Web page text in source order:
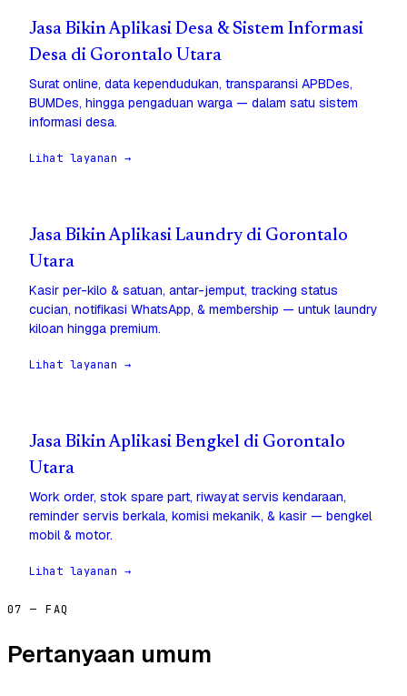
Jasa Bikin Aplikasi Desa & Sistem Informasi
Desa di Gorontalo Utara
Surat online, data kependudukan, transparansi APBDes,
BUMDes, hingga pengaduan warga — dalam satu sistem
informasi desa.
Lihat layanan →
Jasa Bikin Aplikasi Laundry di Gorontalo
Utara
Kasir per-kilo & satuan, antar-jemput, tracking status
cucian, notifikasi WhatsApp, & membership — untuk laundry
kiloan hingga premium.
Lihat layanan →
Jasa Bikin Aplikasi Bengkel di Gorontalo
Utara
Work order, stok spare part, riwayat servis kendaraan,
reminder servis berkala, komisi mekanik, & kasir — bengkel
mobil & motor.
Lihat layanan →
07 — FAQ
Pertanyaan umum